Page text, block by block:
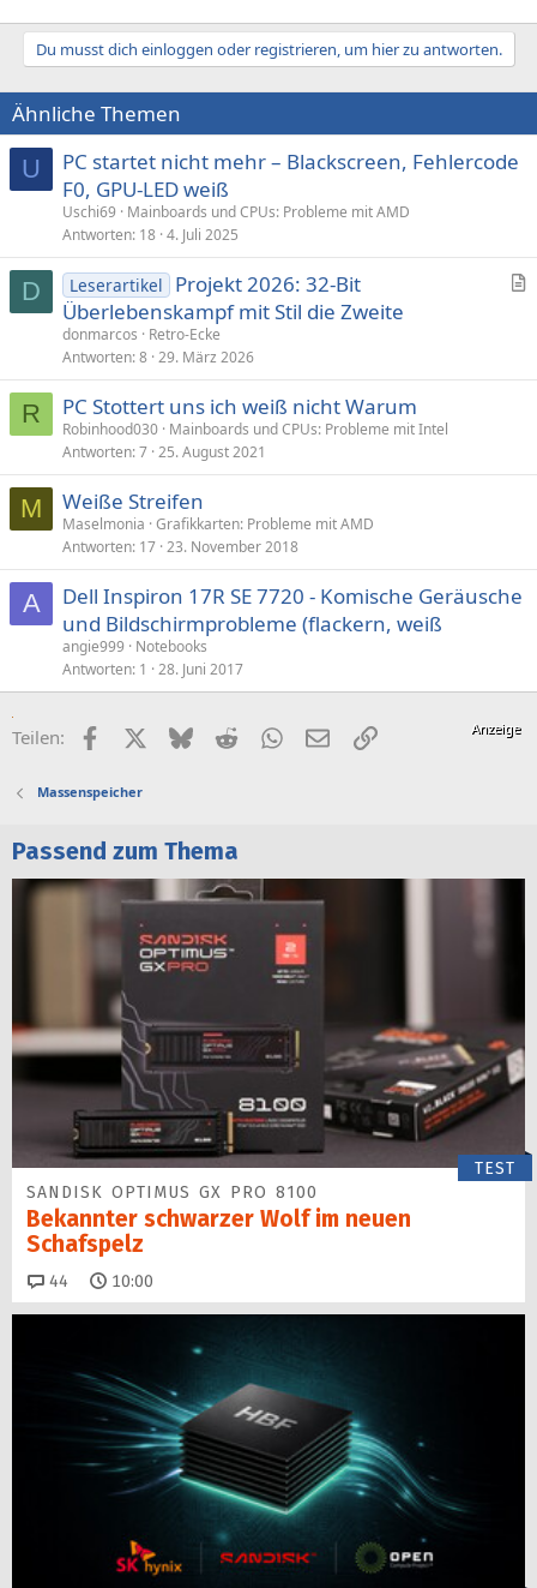
Du musst dich einloggen oder registrieren, um hier zu antworten.
Ähnliche Themen
U
PC startet nicht mehr – Blackscreen, Fehlercode
F0, GPU-LED weiß
Uschi69
Mainboards und CPUs: Probleme mit AMD
Antworten 18 4. Juli 2025
D
k
Leserartikel
Projekt 2026: 32-Bit
Überlebenskampf mit Stil die Zweite
donmarcos
Retro-Ecke
Antworten 8 29. März 2026
R PC Stottert uns ich weiß nicht Warum
Robinhood030 Mainboards und CPUs: Probleme mit Intel
Antworten 7 25. August 2021
M Weiße Streifen
Maselmonia Grafikkarten: Probleme mit AMD
Antworten 17 23. November 2018
A
Dell Inspiron 17R SE 7720 - Komische Geräusche
und Bildschirmprobleme (flackern, weiß
angie999
Notebooks
Antworten 1 28. Juni 2017
Teilen: FacebookX (Twitter)
BlueskyRedditWhatsApp
E-MailLink
Massenspeicher
Passend zum Thema
TEST
SANDISK OPTIMUS GX PRO 8100
Bekannter schwarzer Wolf im neuen
Schafspelz
44 Kommentare
10:00